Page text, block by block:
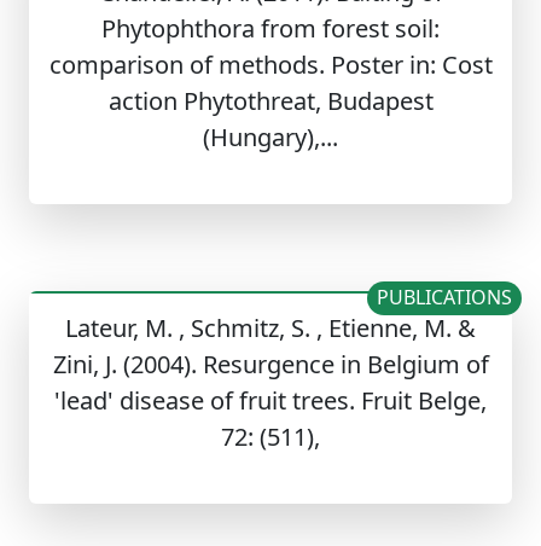
Phytophthora from forest soil:
comparison of methods. Poster in: Cost
action Phytothreat, Budapest
(Hungary),...
Lateur, M. , Schmitz, S. , Etienne, M. &
Zini, J. (2004). Resurgence in Belgium of
'lead' disease of fruit trees. Fruit Belge,
72: (511),
PUBLICATIONS